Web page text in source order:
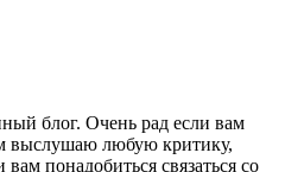
блог. Очень рад если вам
выслушаю любую критику,
понадобиться связаться со